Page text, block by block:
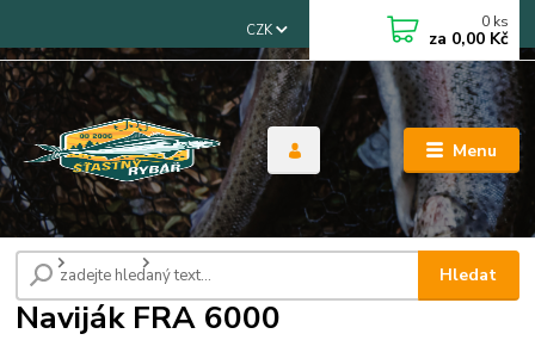
Menu
CZK
Hledat
0 ks
za 0,00 Kč
Úvod Navijáky Naviják FRA 6000
Naviják FRA 6000